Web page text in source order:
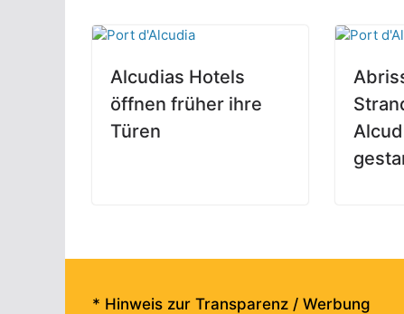
Alcudias Hotels
öffnen früher ihre
Türen
* Hinweis zur Transparenz / Werbung